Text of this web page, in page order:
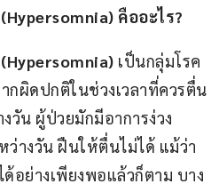
Hypersomnia) คืออะไร?
Hypersomnia) เป็นกลุ่มโรค
ผิดปกติในช่วงเวลาที่ควรตื่น
วัน ผู้ป่วยมักมีอาการง่วง
างวัน ฝืนให้ตื่นไม่ได้ แม้ว่า
อย่างเพียงพอแล้วก็ตาม บาง